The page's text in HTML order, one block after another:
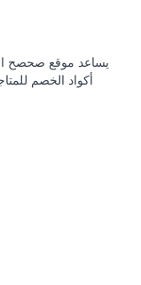
يساعد موقع صحصح
أكواد الخصم